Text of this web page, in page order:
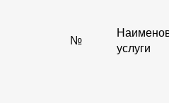
№
услуги